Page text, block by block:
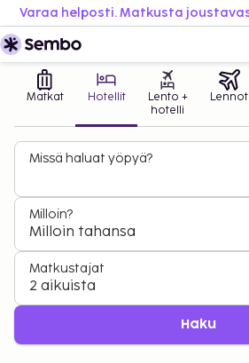
Matkat Hotellit
Lento +
hotelli
Lennot
Missä haluat yöpyä?
Milloin?
Milloin tahansa
Matkustajat
2 aikuista
Haku